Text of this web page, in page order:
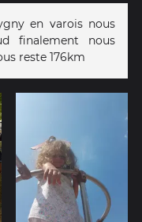
en varois nous
finalement nous
reste 176km